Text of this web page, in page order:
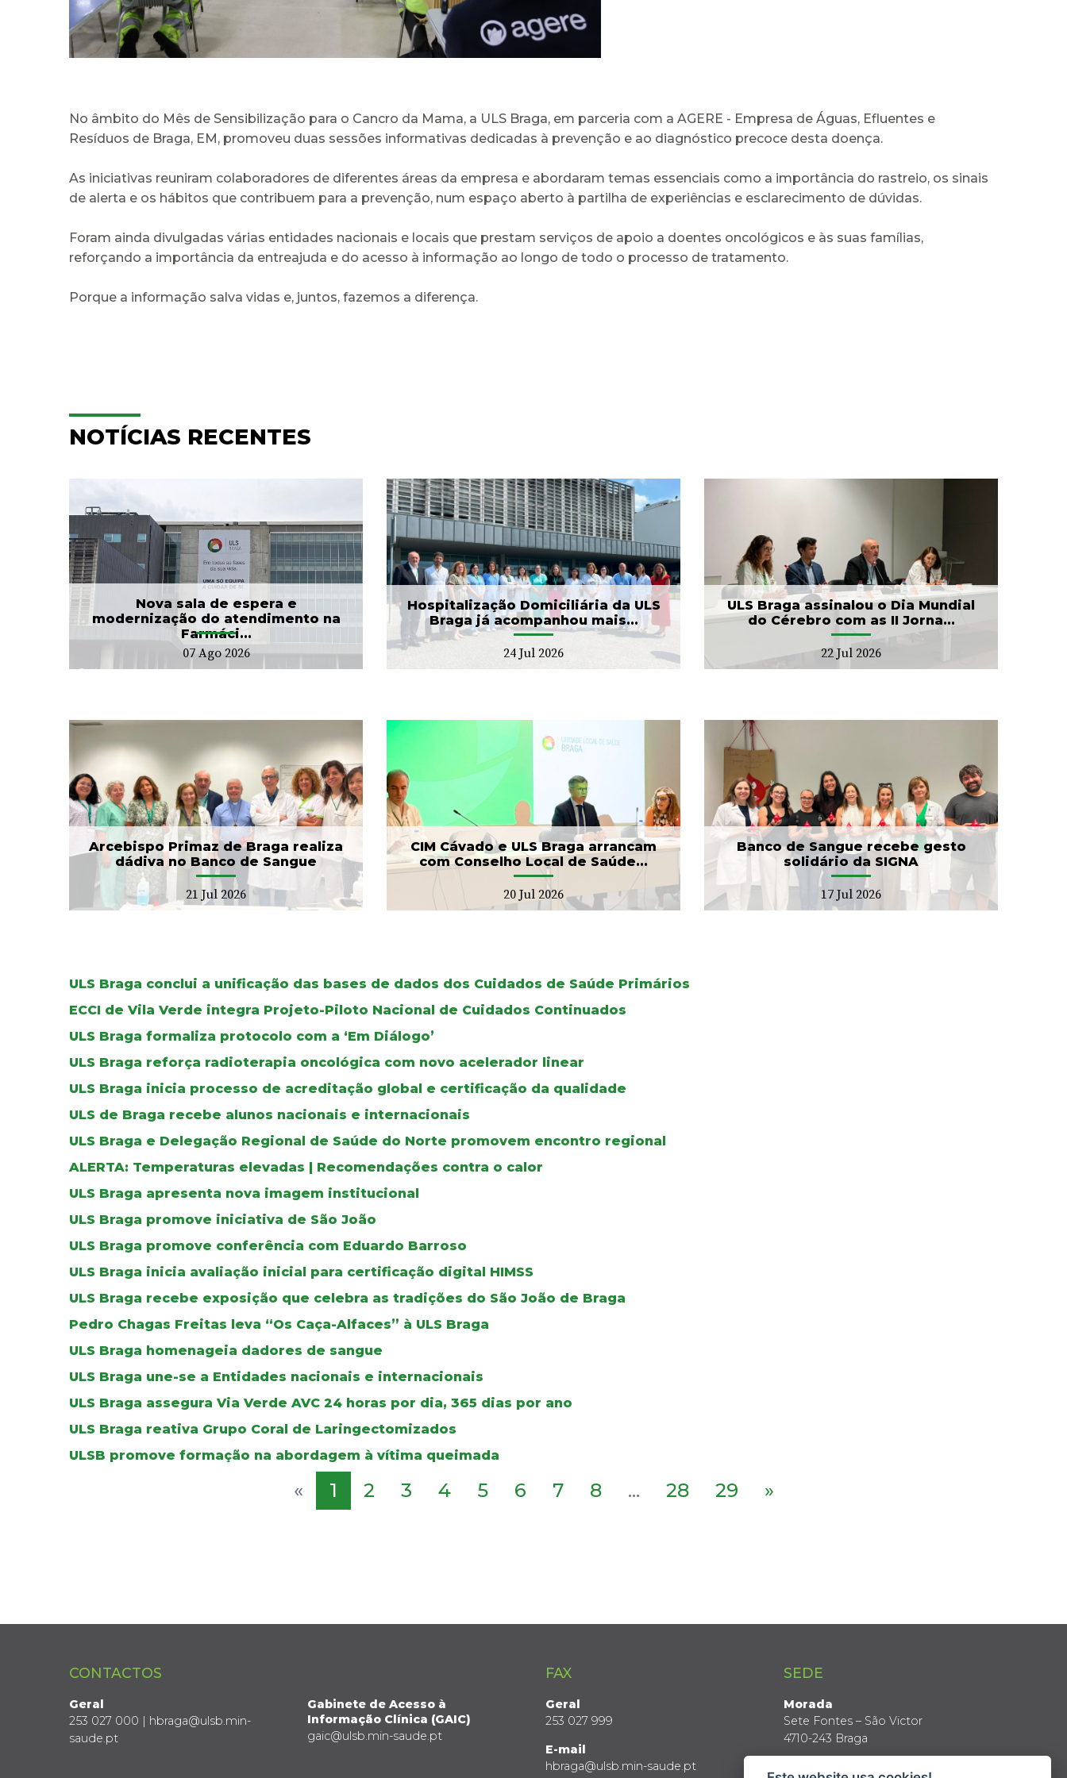
No âmbito do Mês de Sensibilização para o Cancro da Mama, a ULS Braga, em parceria com a AGERE - Empresa de Águas, Efluentes e
Resíduos de Braga, EM, promoveu duas sessões informativas dedicadas à prevenção e ao diagnóstico precoce desta doença.
As iniciativas reuniram colaboradores de diferentes áreas da empresa e abordaram temas essenciais como a importância do rastreio, os sinais
de alerta e os hábitos que contribuem para a prevenção, num espaço aberto à partilha de experiências e esclarecimento de dúvidas.
Foram ainda divulgadas várias entidades nacionais e locais que prestam serviços de apoio a doentes oncológicos e às suas famílias,
reforçando a importância da entreajuda e do acesso à informação ao longo de todo o processo de tratamento.
Porque a informação salva vidas e, juntos, fazemos a diferença.
NOTÍCIAS RECENTES
Nova sala de espera e
modernização do atendimento na
Farmáci...
07 Ago 2026
Hospitalização Domiciliária da ULS
Braga já acompanhou mais...
24 Jul 2026
Hospitalização
Domiciliária da ULS Braga
já acompanhou mais...
24 Jul 2026
ULS Braga assinalou o Dia Mundial
do Cérebro com as II Jorna...
22 Jul 2026
ULS Braga assinalou o Dia
Mundial do Cérebro com
as II Jorna...
22 Jul 2026
Arcebispo Primaz de Braga realiza
dádiva no Banco de Sangue
21 Jul 2026
CIM Cávado e ULS Braga arrancam
com Conselho Local de Saúde...
20 Jul 2026
CIM Cávado e ULS Braga
arrancam com Conselho
Local de Saúde...
20 Jul 2026
Banco de Sangue recebe gesto
solidário da SIGNA
17 Jul 2026
Banco de Sangue recebe
gesto solidário da SIGNA
17 Jul 2026
ULS Braga conclui a unificação das bases de dados dos Cuidados de Saúde Primários
ECCI de Vila Verde integra Projeto-Piloto Nacional de Cuidados Continuados
ULS Braga formaliza protocolo com a ‘Em Diálogo’
ULS Braga reforça radioterapia oncológica com novo acelerador linear
ULS Braga inicia processo de acreditação global e certificação da qualidade
ULS de Braga recebe alunos nacionais e internacionais
ULS Braga e Delegação Regional de Saúde do Norte promovem encontro regional
ALERTA: Temperaturas elevadas | Recomendações contra o calor
ULS Braga apresenta nova imagem institucional
ULS Braga promove iniciativa de São João
ULS Braga promove conferência com Eduardo Barroso
ULS Braga inicia avaliação inicial para certificação digital HIMSS
ULS Braga recebe exposição que celebra as tradições do São João de Braga
Pedro Chagas Freitas leva “Os Caça-Alfaces” à ULS Braga
ULS Braga homenageia dadores de sangue
ULS Braga une-se a Entidades nacionais e internacionais
ULS Braga assegura Via Verde AVC 24 horas por dia, 365 dias por ano
ULS Braga reativa Grupo Coral de Laringectomizados
ULSB promove formação na abordagem à vítima queimada
« 1 2 3 4 5 6 7 8 ... 28 29 »
CONTACTOS
Geral
253 027 000 | hbraga@ulsb.min-
saude.pt
Gabinete de Acesso à
Informação Clínica (GAIC)
gaic@ulsb.min-saude.pt
FAX
Geral
253 027 999
E-mail
hbraga@ulsb.min-saude.pt
SEDE
Morada
Sete Fontes – São Victor
4710-243 Braga